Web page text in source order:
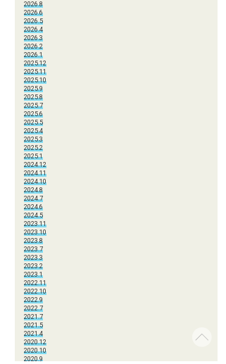
2026.8
2026.6
2026.5
2026.4
2026.3
2026.2
2026.1
2025.12
2025.11
2025.10
2025.9
2025.8
2025.7
2025.6
2025.5
2025.4
2025.3
2025.2
2025.1
2024.12
2024.11
2024.10
2024.8
2024.7
2024.6
2024.5
2023.11
2023.10
2023.8
2023.7
2023.3
2023.2
2023.1
2022.11
2022.10
2022.9
2022.7
2021.7
2021.5
2021.4
2020.12
2020.10
2020.9